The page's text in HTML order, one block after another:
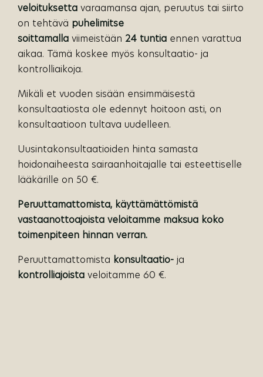
veloituksetta varaamansa ajan, peruutus tai siirto
on tehtävä puhelimitse
soittamalla viimeistään 24 tuntia ennen varattua
aikaa. Tämä koskee myös konsultaatio- ja
kontrolliaikoja.
Mikäli et vuoden sisään ensimmäisestä
konsultaatiosta ole edennyt hoitoon asti, on
konsultaatioon tultava uudelleen.
Uusintakonsultaatioiden hinta samasta
hoidonaiheesta sairaanhoitajalle tai esteettiselle
lääkärille on 50 €.
Peruuttamattomista, käyttämättömistä
vastaanottoajoista veloitamme maksua koko
toimenpiteen hinnan verran.
Peruuttamattomista konsultaatio- ja
kontrolliajoista veloitamme 60 €.